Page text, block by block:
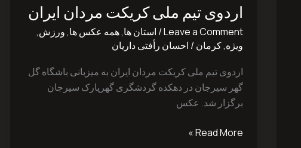
اردوی تیم ملی کریکت مردان ایران
Leave a Comment
/ استان ها,همه عکس ها,ورزش,
ویژه,کرمان/ احسان رأفتی داریان
اردوی تیم ملی کریکت مردان ایران به میزبانی باشگاه گل
گهر سیرجان در دهکده گردشگری گهرپارک سیرجان
برگزار شد. عکس
ملی
کریکت
مردان
Read More »